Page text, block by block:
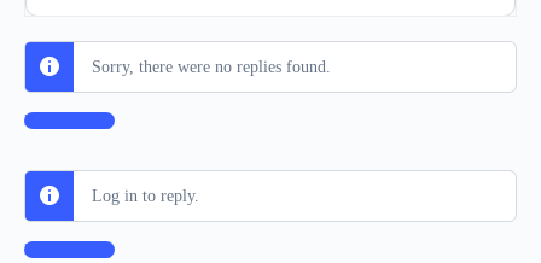
Sorry, there were no replies found.
Log In to Reply
Log in to reply.
Log In to Reply